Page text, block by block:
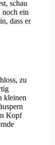
schau
noch ein
dass er
zu
kleinen
Kopf